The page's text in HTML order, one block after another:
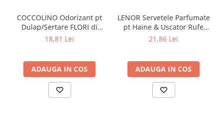
COCCOLINO Odorizant pt
Dulap/Sertare FLORI di
PRIMAVERA 3 buc
18,81 Lei
ADAUGA IN COS
LENOR Servetele Parfumate
pt Haine & Uscator Rufe
SPRING AWAKENING 34 buc
21,86 Lei
ADAUGA IN COS